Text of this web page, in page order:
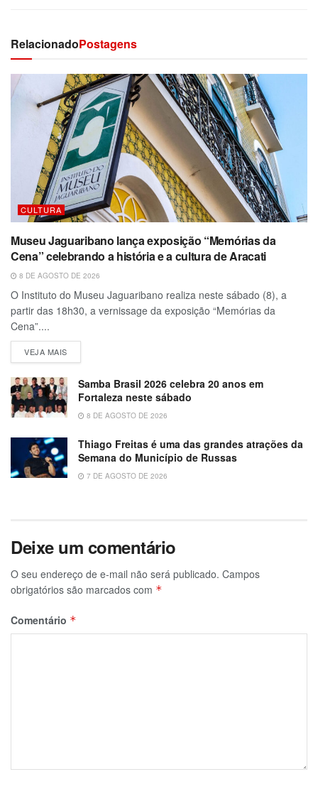
RelacionadoPostagens
CULTURA
Museu Jaguaribano lança exposição “Memórias da
Cena” celebrando a história e a cultura de Aracati
8 DE AGOSTO DE 2026
O Instituto do Museu Jaguaribano realiza neste sábado (8), a
partir das 18h30, a vernissage da exposição “Memórias da
Cena”....
VEJA MAIS
Samba Brasil 2026 celebra 20 anos em
Fortaleza neste sábado
8 DE AGOSTO DE 2026
Thiago Freitas é uma das grandes atrações da
Semana do Município de Russas
7 DE AGOSTO DE 2026
Deixe um comentário
O seu endereço de e-mail não será publicado. Campos
obrigatórios são marcados com *
Comentário *